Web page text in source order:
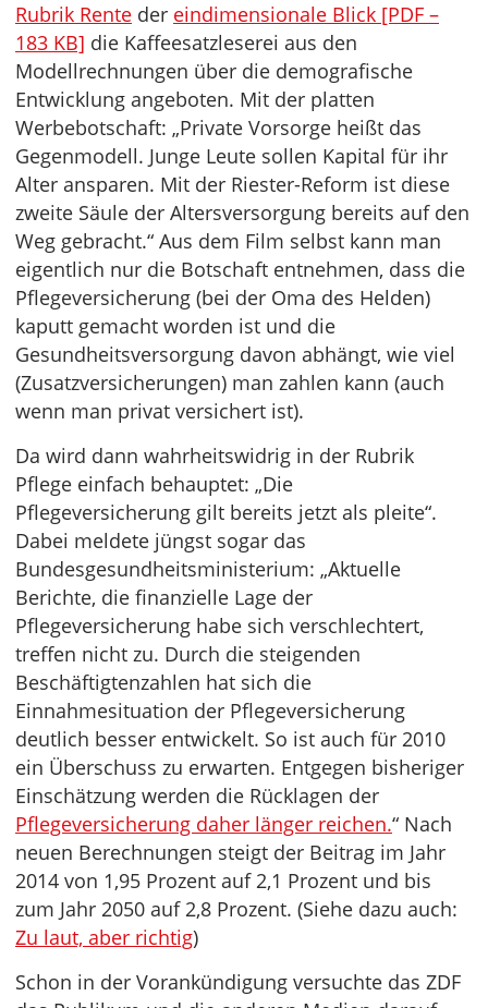
Rubrik Rente der eindimensionale Blick [PDF –
183 KB] die Kaffeesatzleserei aus den
Modellrechnungen über die demografische
Entwicklung angeboten. Mit der platten
Werbebotschaft: „Private Vorsorge heißt das
Gegenmodell. Junge Leute sollen Kapital für ihr
Alter ansparen. Mit der Riester-Reform ist diese
zweite Säule der Altersversorgung bereits auf den
Weg gebracht.“ Aus dem Film selbst kann man
eigentlich nur die Botschaft entnehmen, dass die
Pflegeversicherung (bei der Oma des Helden)
kaputt gemacht worden ist und die
Gesundheitsversorgung davon abhängt, wie viel
(Zusatzversicherungen) man zahlen kann (auch
wenn man privat versichert ist).
Da wird dann wahrheitswidrig in der Rubrik
Pflege einfach behauptet: „Die
Pflegeversicherung gilt bereits jetzt als pleite“.
Dabei meldete jüngst sogar das
Bundesgesundheitsministerium: „Aktuelle
Berichte, die finanzielle Lage der
Pflegeversicherung habe sich verschlechtert,
treffen nicht zu. Durch die steigenden
Beschäftigtenzahlen hat sich die
Einnahmesituation der Pflegeversicherung
deutlich besser entwickelt. So ist auch für 2010
ein Überschuss zu erwarten. Entgegen bisheriger
Einschätzung werden die Rücklagen der
Pflegeversicherung daher länger reichen.“ Nach
neuen Berechnungen steigt der Beitrag im Jahr
2014 von 1,95 Prozent auf 2,1 Prozent und bis
zum Jahr 2050 auf 2,8 Prozent. (Siehe dazu auch:
Zu laut, aber richtig)
Schon in der Vorankündigung versuchte das ZDF